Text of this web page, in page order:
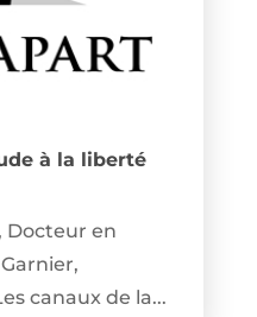
à la liberté
Docteur en
canaux de la...